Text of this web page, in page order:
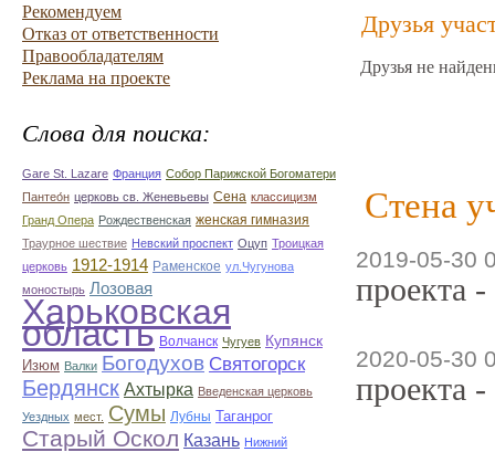
Рекомендуем
Отказ от ответственности
Правообладателям
Реклама на проекте
Слова для поиска:
Gare St. Lazare Франция Собор Парижской Богоматери
Пантео́н церковь св. Женевьевы Сена классицизм
Гранд Опера Рождественская женская гимназия
Траурное шествие Невский проспект Оцуп Троицкая
церковь 1912-1914 Раменское ул.Чугунова
моностырь Лозовая
Харьковская
область Волчанск Чугуев Купянск
Изюм Валки Богодухов Святогорск
Бердянск Ахтырка Введенская церковь
Уездных мест. Сумы Лубны Таганрог
Старый Оскол Казань Нижний
Друзья
Друзья не
Стена
2019-05-30
проекта
2020-05-30
проекта